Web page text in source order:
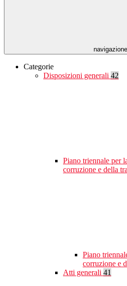
navigazione
Categorie
Disposizioni generali 42
Piano triennale per
corruzione e della
Piano
corruzione e
Atti generali 41